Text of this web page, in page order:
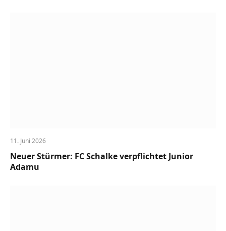
11. Juni 2026
Neuer Stürmer: FC Schalke verpflichtet Junior
Adamu